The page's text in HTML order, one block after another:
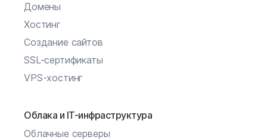
Домены
Хостинг
Создание сайтов
SSL-сертификаты
VPS-хостинг
Облака и IT-инфраструктура
Облачные серверы